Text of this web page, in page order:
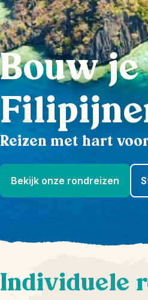
Bouw
Reizen met hart
Bekijk onze rondreizen
Individuele